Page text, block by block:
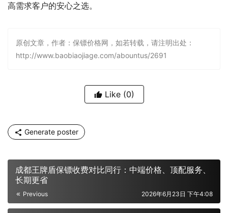
高需求客户的安心之选。
原创文章，作者：保镖价格网，如若转载，请注明出处：
http://www.baobiaojiage.com/abountus/2691
Like (0)
Generate poster
成都王牌盾保镖收费对比同行：中端价格、顶配服务、
长期更省
Previous 2026年6月23日 下午4:08